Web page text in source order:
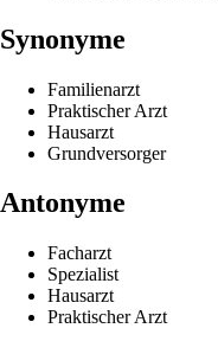
Synonyme
Familienarzt
Praktischer Arzt
Hausarzt
Grundversorger
Antonyme
Facharzt
Spezialist
Hausarzt
Praktischer Arzt